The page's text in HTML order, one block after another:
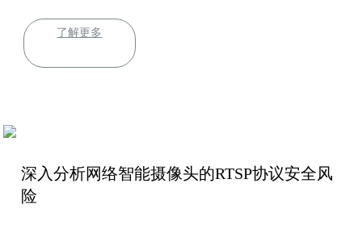
了解更多
深入分析网络智能摄像头的RTSP协议安全风
险